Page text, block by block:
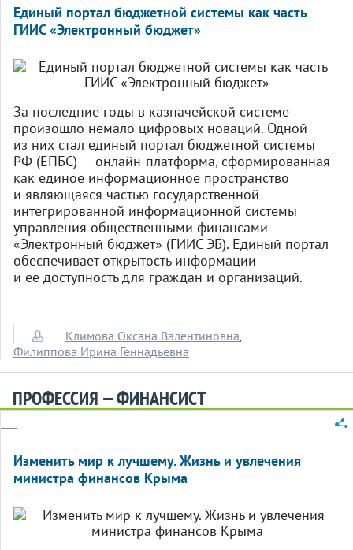
Единый портал бюджетной системы как часть
ГИИС «Электронный бюджет»
За последние годы в казначейской системе
произошло немало цифровых новаций. Одной
из них стал единый портал бюджетной системы
РФ (ЕПБС) — онлайн-плат­форма, сформированная
как единое информационное пространство
и являющаяся частью государственной
интегрированной информационной системы
управления общественными финансами
«Электронный бюджет» (ГИИС ЭБ). Единый портал
обеспечивает открытость информации
и ее доступность для граждан и организаций.
Климова Оксана Валентиновна,
Филиппова Ирина Геннадьевна
ПРОФЕССИЯ — ФИНАНСИСТ
Изменить мир к лучшему. Жизнь и увлечения
министра финансов Крыма